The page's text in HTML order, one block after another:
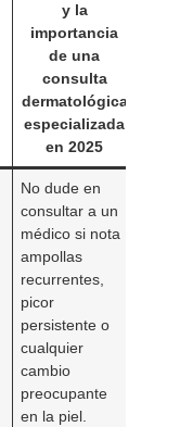
y la
importancia
de una
consulta
dermatológica
especializada
en 2025
No dude en
consultar a un
médico si nota
ampollas
recurrentes,
picor
persistente o
cualquier
cambio
preocupante
en la piel.